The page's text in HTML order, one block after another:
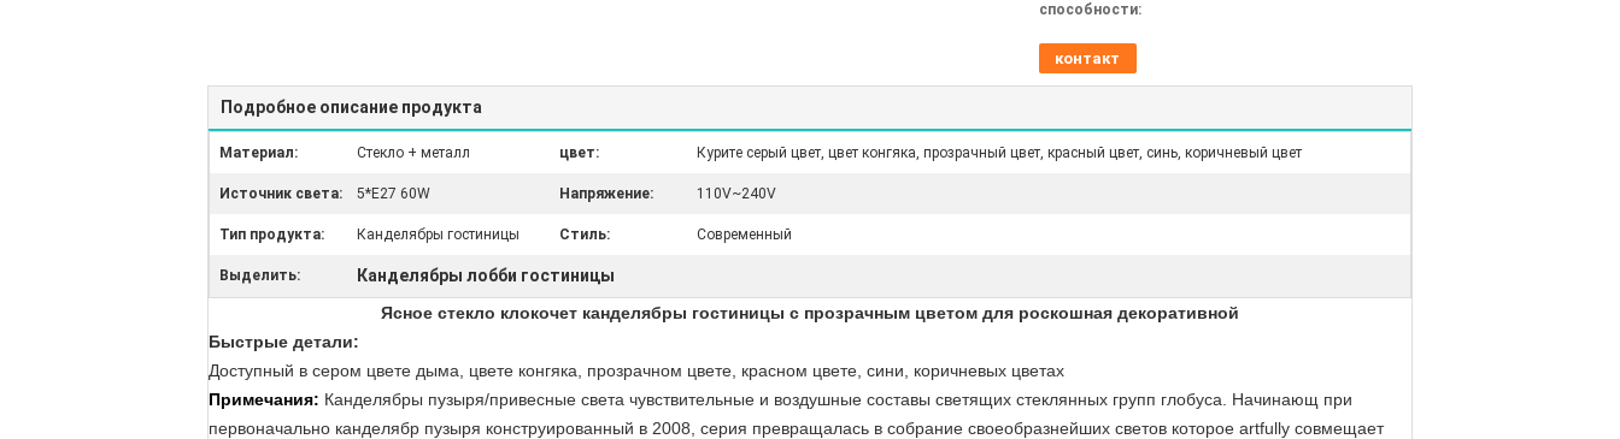
способности:
контакт
Подробное описание продукта
Материал: Стекло + металл цвет: Курите серый цвет, цвет конгяка, прозрачный цвет, красный цвет, синь, коричневый цвет
Источник света: 5*E27 60W Напряжение: 110V~240V
Тип продукта: Канделябры гостиницы Стиль: Современный
Выделить:
Канделябры лобби гостиницы
Ясное стекло клокочет канделябры гостиницы с прозрачным цветом для роскошная декоративной
Быстрые детали:
Доступный в сером цвете дыма, цвете конгяка, прозрачном цвете, красном цвете, сини, коричневых цветах
Примечания: Канделябры пузыря/привесные света чувствительные и воздушные составы светящих стеклянных групп глобуса. Начинающ при
первоначально канделябр пузыря конструированный в 2008, серия превращалась в собрание своеобразнейших светов которое artfully совмещает